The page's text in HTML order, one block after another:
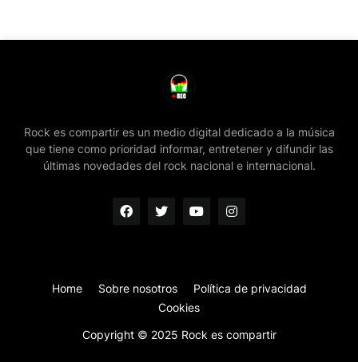
Rock es compartir es un medio digital dedicado a la música
que tiene como prioridad informar, entretener y difundir las
últimas novedades del rock nacional e internacional.
Copyright © 2025 Rock es compartir
Home Sobre nosotros
Política de privacidad
Cookies